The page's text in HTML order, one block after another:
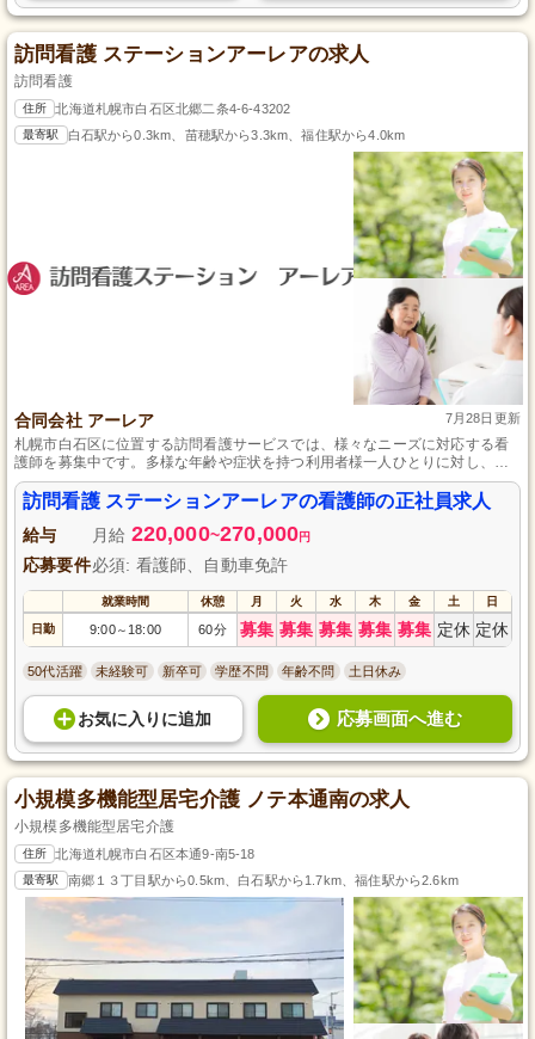
訪問看護 ステーションアーレアの求人
訪問看護
住所 北海道札幌市白石区北郷二条4-6-43202
最寄駅 白石駅から0.3km、苗穂駅から3.3km、福住駅から4.0km
合同会社 アーレア 7月28日更新
札幌市白石区に位置する訪問看護サービスでは、様々なニーズに対応する看
護師を募集中です。多様な年齢や症状を持つ利用者様一人ひとりに対し、き
め細やかな看護を提供することがミッションです。資格と自動車免許があれ
ば、未経験からでも専門の看護師として活躍できます。さらに、産前産後休
暇や育児休暇制度も充実しており、安心して長期にわたり勤務することが可
能です。
訪問看護 ステーションアーレアの看護師の正社員求人
給与 月給 220,000~270,000円
応募要件必須: 看護師、自動車免許
就業時間 休憩 月 火 水 木 金 土 日
日勤 9:00～ 18:00 60分 募集 募集 募集 募集 募集 定休 定休
50代活躍 未経験可 新卒可 学歴不問 年齢不問 土日休み
お気に入り に追加 応募画面へ進む
小規模多機能型居宅介護 ノテ本通南の求人
小規模多機能型居宅介護
住所 北海道札幌市白石区本通9-南5-18
最寄駅 南郷１３丁目駅から0.5km、白石駅から1.7km、福住駅から2.6km